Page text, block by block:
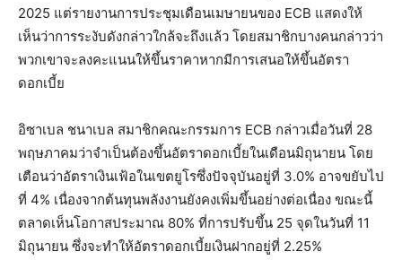
2025 แต่รายงานการประชุมเดือนเมษายนของ ECB แสดงให้
เห็นว่าการระงับดังกล่าวใกล้จะถึงแล้ว โดยสมาชิกบางคนกล่าวว่า
พวกเขาจะลงคะแนนให้ขึ้นราคาหากมีการเสนอให้ขึ้นอัตรา
ดอกเบี้ย
อิซาเบล ชนาเบล สมาชิกคณะกรรมการ ECB กล่าวเมื่อวันที่ 28
พฤษภาคมว่าจำเป็นต้องขึ้นอัตราดอกเบี้ยในเดือนมิถุนายน โดย
เตือนว่าอัตราเงินเฟ้อในเขตยูโรซึ่งปัจจุบันอยู่ที่ 3.0% อาจขยับไป
ที่ 4% เนื่องจากต้นทุนพลังงานยังคงเพิ่มขึ้นอย่างต่อเนื่อง ขณะนี้
ตลาดเห็นโอกาสประมาณ 80% ที่การปรับขึ้น 25 จุดในวันที่ 11
มิถุนายน ซึ่งจะทำให้อัตราดอกเบี้ยเงินฝากอยู่ที่ 2.25%